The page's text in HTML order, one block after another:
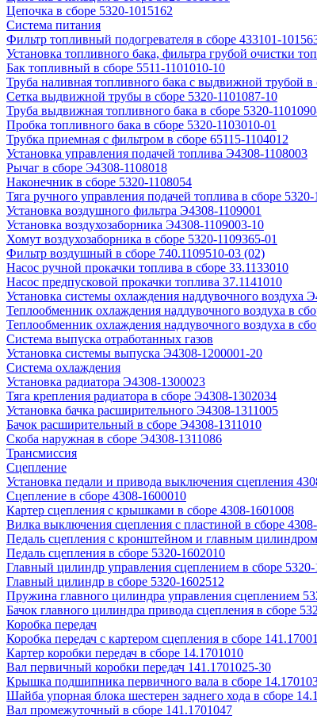
Цепочка в сборе 5320-1015162
Система питания
Фильтр топливный подогревателя в сборе 433101-
Установка топливного бака, фильтра грубой очистки
Бак топливный в сборе 5511-1101010-10
Труба наливная топливного бака с выдвижной трубой в
Сетка выдвижной трубы в сборе 5320-1101087-10
Труба выдвижная топливного бака в сборе 5320-
Пробка топливного бака в сборе 5320-1103010-01
Трубка приемная с фильтром в сборе 65115-1104012
Установка управления подачей топлива Э4308-1108003
Рычаг в сборе Э4308-1108018
Наконечник в сборе 5320-1108054
Тяга ручного управления подачей топлива в сборе
Установка воздушного фильтра Э4308-1109001
Установка воздухозаборника Э4308-1109003-10
Хомут воздухозаборника в сборе 5320-1109365-01
Фильтр воздушный в сборе 740.1109510-03 (02)
Насос ручной прокачки топлива в сборе 33.1133010
Насос предпусковой прокачки топлива 37.1141010
Установка системы охлаждения наддувочного воздуха
Теплообменник охлаждения наддувочного воздуха в
Теплообменник охлаждения наддувочного воздуха в
Система выпуска отработанных газов
Установка системы выпуска Э4308-1200001-20
Система охлаждения
Установка радиатора Э4308-1300023
Тяга крепления радиатора в сборе Э4308-1302034
Установка бачка расширительного Э4308-1311005
Бачок расширительный в сборе Э4308-1311010
Скоба наружная в сборе Э4308-1311086
Трансмиссия
Сцепление
Установка педали и привода выключения сцепления
Сцепление в сборе 4308-1600010
Картер сцепления с крышками в сборе 4308-1601008
Вилка выключения сцепления с пластиной в сборе
Педаль сцепления с кронштейном и главным
Педаль сцепления в сборе 5320-1602010
Главный цилиндр управления сцеплением в сборе
Главный цилиндр в сборе 5320-1602512
Пружина главного цилиндра управления сцеплением
Бачок главного цилиндра привода сцепления в сборе
Коробка передач
Коробка передач с картером сцепления в сборе
Картер коробки передач в сборе 14.1701010
Вал первичный коробки передач 141.1701025-30
Крышка подшипника первичного вала в сборе
Шайба упорная блока шестерен заднего хода в сборе
Вал промежуточный в сборе 141.1701047